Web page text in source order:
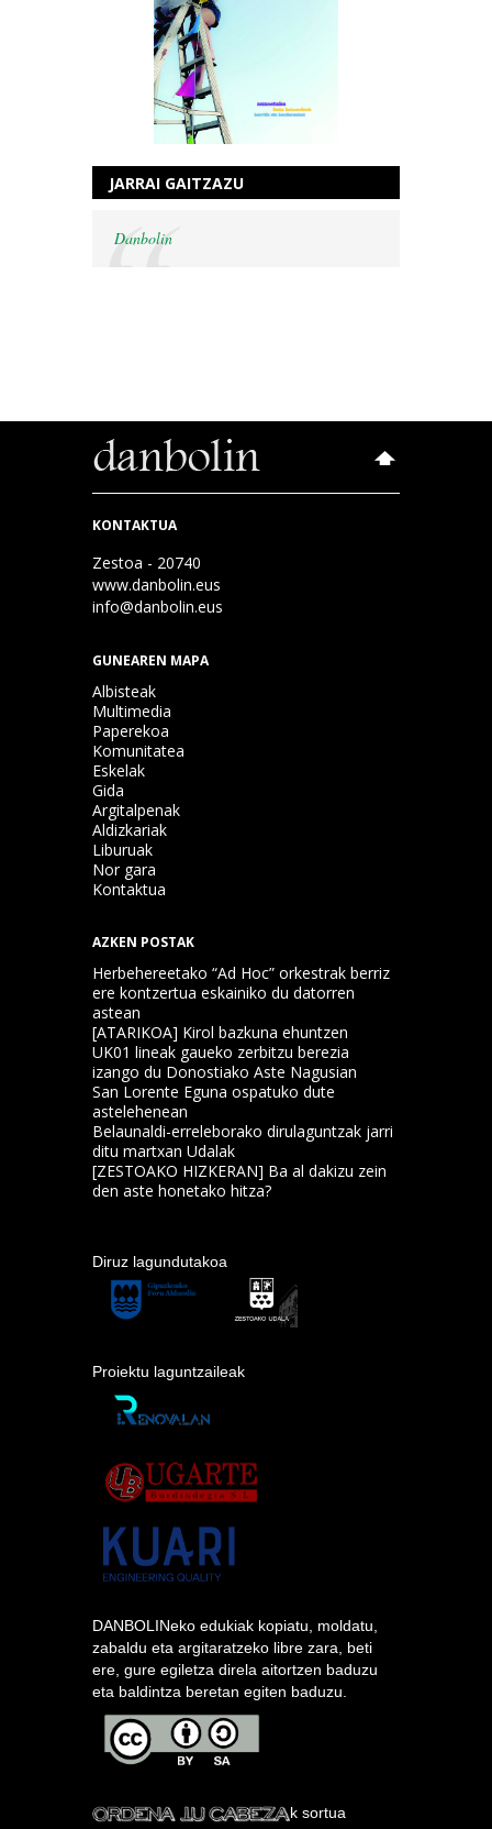
JARRAI GAITZAZU
Danbolin
KONTAKTUA
Zestoa - 20740
www.danbolin.eus
info@danbolin.eus
GUNEAREN MAPA
Albisteak
Multimedia
Paperekoa
Komunitatea
Eskelak
Gida
Argitalpenak
Aldizkariak
Liburuak
Nor gara
Kontaktua
AZKEN POSTAK
Herbehereetako “Ad Hoc” orkestrak berriz
ere kontzertua eskainiko du datorren
astean
[ATARIKOA] Kirol bazkuna ehuntzen
UK01 lineak gaueko zerbitzu berezia
izango du Donostiako Aste Nagusian
San Lorente Eguna ospatuko dute
astelehenean
Belaunaldi-erreleborako dirulaguntzak jarri
ditu martxan Udalak
[ZESTOAKO HIZKERAN] Ba al dakizu zein
den aste honetako hitza?
Diruz lagundutakoa
Proiektu laguntzaileak
DANBOLINeko edukiak kopiatu, moldatu,
zabaldu eta argitaratzeko libre zara, beti
ere, gure egiletza direla aitortzen baduzu
eta baldintza beretan egiten baduzu.
k sortua